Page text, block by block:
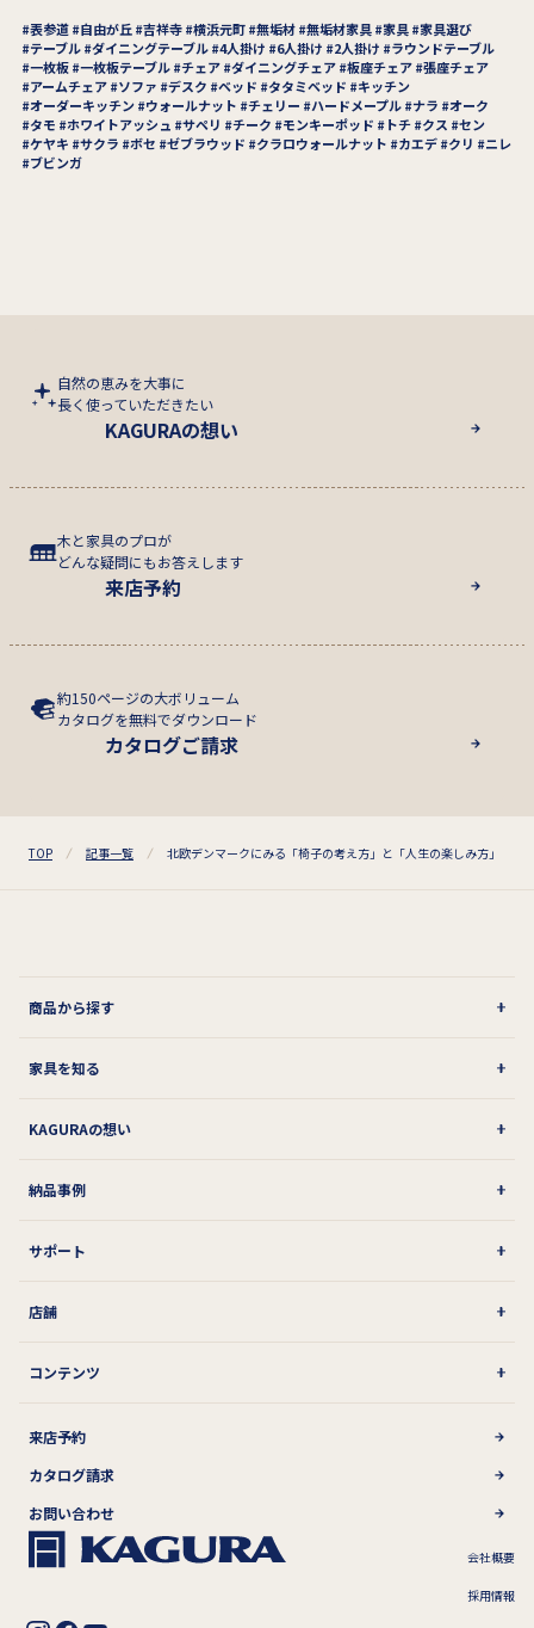
表参道 自由が丘 吉祥寺 横浜元町 無垢材 無垢材家具 家具
家具選び
テーブル ダイニングテーブル 4人掛け 6人掛け 2人掛け
ラウンドテーブル
一枚板 一枚板テーブル チェア ダイニングチェア 板座チェア 張座チェア
アームチェア
ソファ デスク ベッド タタミベッド
キッチン
オーダーキッチン
ウォールナット チェリー ハードメープル ナラ
オーク
タモ
ホワイトアッシュ サペリ チーク モンキーポッド トチ クス
セン
ケヤキ
サクラ ボセ ゼブラウッド クラロウォールナット カエデ クリ
ニレ
ブビンガ
自然の恵みを大事に
長く使っていただきたい
KAGURAの想い
木と家具のプロが
どんな疑問にもお答えします
来店予約
約150ページの大ボリューム
カタログを無料でダウンロード
カタログご請求
TOP 記事一覧 北欧デンマークにみる「椅子の考え方」と「人生の楽しみ方」
商品から探す
家具を知る
KAGURAの想い
納品事例
サポート
店舗
コンテンツ
来店予約
カタログ請求
お問い合わせ
会社概要
採用情報